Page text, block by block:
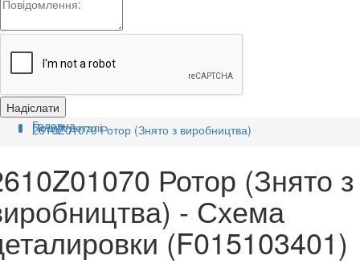
Головна
Пошук деталі
2610Z01070 Ротор (Знято з виробництва)
Ротор (Знято з
- Схема
(F015103401)